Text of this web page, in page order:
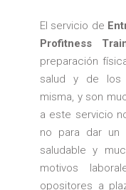
El servicio de
Profitness
preparación
salud y de los
misma, y son
a este servicio
no para dar un
saludable y
motivos
opositores a